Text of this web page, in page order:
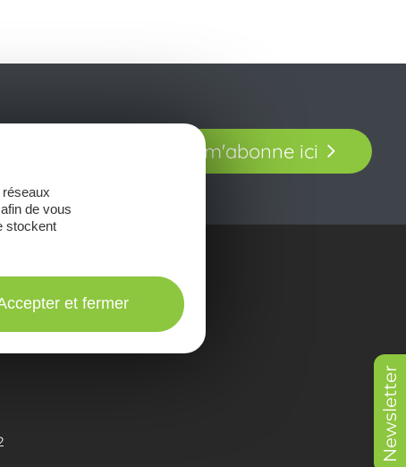
Newsletter
en Aveyron.
Je m'abonne ici
les
Brochures
de vous
stockent
et fermer